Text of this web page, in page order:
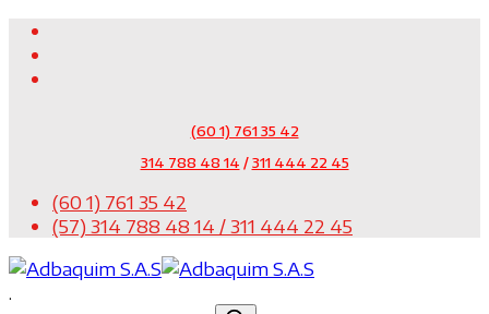
(60 1) 761 35 42
314 788 48 14 /311 444 22 45
(60 1) 761 35 42
(57) 314 788 48 14 / 311 444 22 45
.